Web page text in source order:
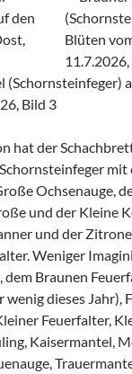
hat der
mit
Ochsenauge,
und der Kleine
und der
Weniger
Braunen
dieses Jahr),
Feuerfalter,
Kaisermantel,